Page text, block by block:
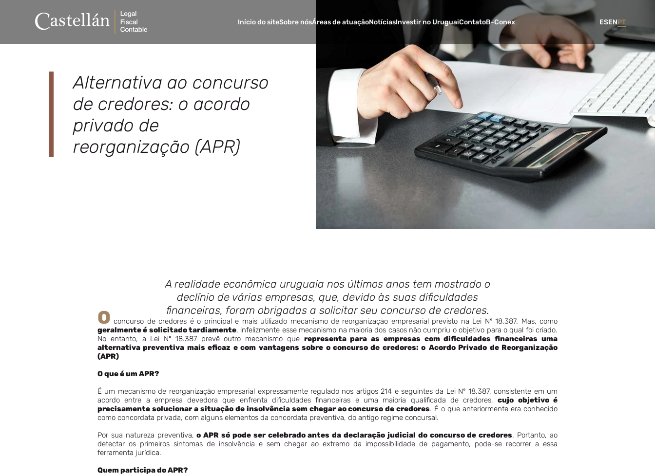
Início do siteSobre nósÁreas de atuaçãoNotíciasInvestir no UruguaiContatoB-Conex ESENPT
Alternativa ao concurso
de credores: o acordo
privado de
reorganização (APR)
A realidade econômica uruguaia nos últimos anos tem mostrado o
declínio de várias empresas, que, devido às suas dificuldades
financeiras, foram obrigadas a solicitar seu concurso de credores.
O concurso de credores é o principal e mais utilizado mecanismo de reorganização empresarial previsto na Lei Nº 18.387. Mas, como
geralmente é solicitado tardiamente, infelizmente esse mecanismo na maioria dos casos não cumpriu o objetivo para o qual foi criado.
No entanto, a Lei Nº 18.387 prevê outro mecanismo que representa para as empresas com dificuldades financeiras uma
alternativa preventiva mais eficaz e com vantagens sobre o concurso de credores: o Acordo Privado de Reorganização
(APR)
O que é um APR?
É um mecanismo de reorganização empresarial expressamente regulado nos artigos 214 e seguintes da Lei Nº 18.387, consistente em um
acordo entre a empresa devedora que enfrenta dificuldades financeiras e uma maioria qualificada de credores,cujo objetivo é
precisamente solucionar a situação de insolvência sem chegar ao concurso de credores. É o que anteriormente era conhecido
como concordata privada, com alguns elementos da concordata preventiva, do antigo regime concursal.
Por sua natureza preventiva,o APR só pode ser celebrado antes da declaração judicial do concurso de credores. Portanto, ao
detectar os primeiros sintomas de insolvência e sem chegar ao extremo da impossibilidade de pagamento, pode-se recorrer a essa
ferramenta jurídica.
Quem participa do APR?